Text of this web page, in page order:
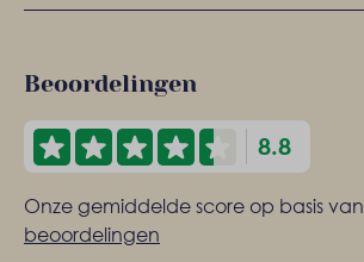
Beoordelingen
8.8
Onze gemiddelde score op basis van
beoordelingen